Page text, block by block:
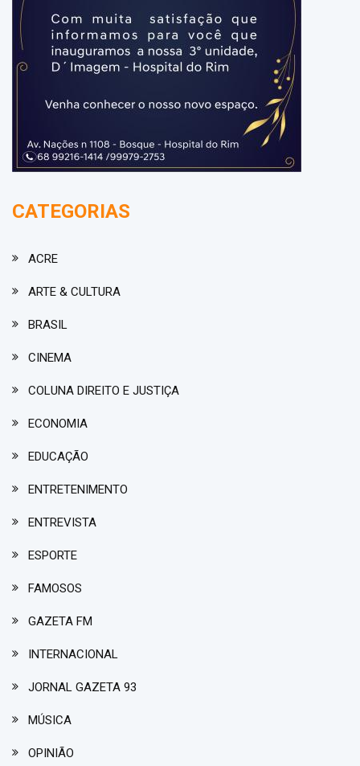
CATEGORIAS
ACRE
ARTE & CULTURA
BRASIL
CINEMA
COLUNA DIREITO E JUSTIÇA
ECONOMIA
EDUCAÇÃO
ENTRETENIMENTO
ENTREVISTA
ESPORTE
FAMOSOS
GAZETA FM
INTERNACIONAL
JORNAL GAZETA 93
MÚSICA
OPINIÃO